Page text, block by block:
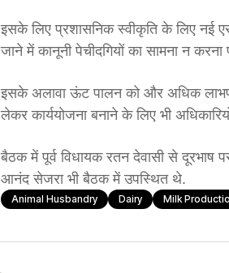
इसके लिए प्रशासनिक स्वीकृति के लिए नई
जाने में कानूनी पेचीदगियों का सामना न करना
इसके अलावा ऊंट पालन को और अधिक
लेकर कार्ययोजना बनाने के लिए भी
बैठक में पूर्व विधायक रतन देवासी से दूरभाष
आनंद सेजरा भी बैठक में उपस्थित थे.
Animal Husbandry Dairy Milk